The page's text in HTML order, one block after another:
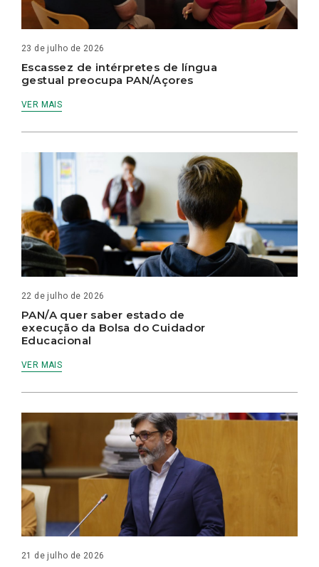
23 de julho de 2026
Escassez de intérpretes de língua
gestual preocupa PAN/Açores
VER MAIS
22 de julho de 2026
PAN/A quer saber estado de
execução da Bolsa do Cuidador
Educacional
VER MAIS
21 de julho de 2026